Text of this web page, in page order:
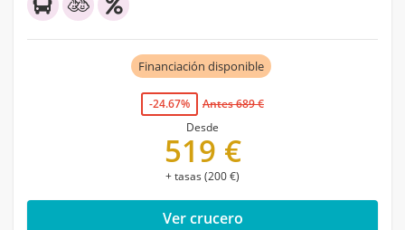
Financiación disponible
-24.67%
Antes 689 €
Desde
519 €
+ tasas (200 €)
Ver crucero